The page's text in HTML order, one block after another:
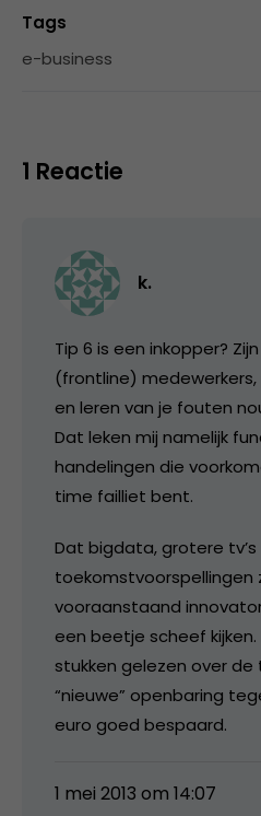
Tags
e-business
1 Reactie
k.
Tip 6 is een inkopper?
(frontline)
en leren van je fouten
Dat leken mij namelijk
handelingen die
time failliet bent.
Dat bigdata, grotere
toekomstvoorspellingen
vooraanstaand
een beetje scheef
stukken gelezen over de
“nieuwe” openbaring
euro goed bespaard.
1 mei 2013 om 14:07